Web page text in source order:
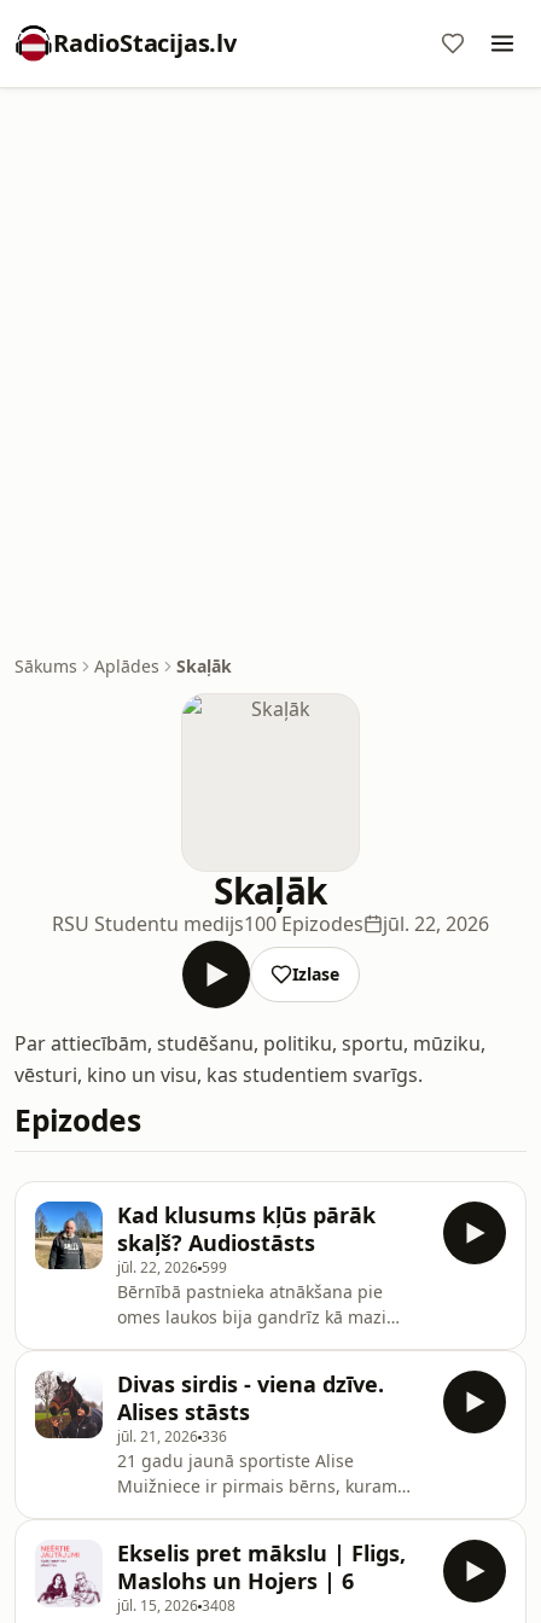
RadioStacijas.lv
Sākums Aplādes Skaļāk
Skaļāk
RSU Studentu medijs100 Epizodes jūl. 22, 2026
Izlase
Par attiecībām, studēšanu, politiku, sportu, mūziku,
vēsturi, kino un visu, kas studentiem svarīgs.
Epizodes
Kad klusums kļūs pārāk
skaļš? Audiostāsts
jūl. 22, 2026 599
Bērnībā pastnieka atnākšana pie
omes laukos bija gandrīz kā mazi
durvīm. Anatolijs par pastnieku
nostrādāja 34 gadus un pa šo laiku
redzēja, kā šīs sarunas kļūst īsākas,
mājas tukšākas un veseli ciemi
pamazām apklust. Stāsts sākas ar
vienu pastnieku, bet aizved pie daudz
lielāka jautājuma: kas paliek pāri
vietās, no kurām cil
Divas sirdis - viena dzīve.
Alises stāsts
jūl. 21, 2026336
21 gadu jaunā sportiste Alise
Muižniece ir pirmais bērns, kuram
treniņiem un zirgiem. Viņa ir Latvijas
parasportiste un iedvesmas piemērs.
Pēc sirds transplantācijas viņa atrada
Ekselis pret mākslu | Fligs,
Maslohs un Hojers | 6
jūl. 15, 20263408